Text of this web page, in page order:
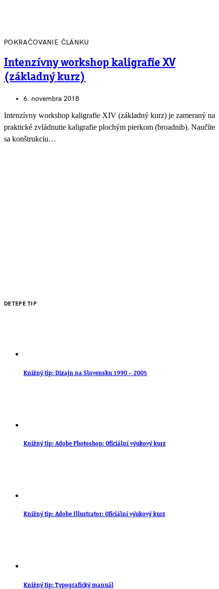
POKRAČOVANIE ČLÁNKU
Intenzívny workshop kaligrafie XV
(základný kurz)
6. novembra 2018
Intenzívny workshop kaligrafie XIV (základný kurz) je zameraný na
praktické zvládnutie kaligrafie plochým pierkom (broadnib). Naučíte
sa konštrukciu…
DETEPE TIP
Knižný tip: Dizajn na Slovensku 1990 – 2005
Knižný tip: Adobe Photoshop: Oficiální výukový kurz
Knižný tip: Adobe Illustrator: Oficiální výukový kurz
Knižný tip: Typografický manuál